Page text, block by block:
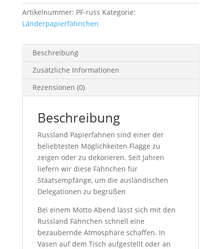
Stück
im
Set
Artikelnummer: PF-russ Kategorie:
Länderpapierfähnchen
Beschreibung
Zusätzliche Informationen
Rezensionen (0)
Beschreibung
Russland Papierfahnen sind einer der
beliebtesten Möglichkeiten Flagge zu
zeigen oder zu dekorieren. Seit Jahren
liefern wir diese Fähnchen für
Staatsempfänge, um die ausländischen
Delegationen zu begrüßen
Bei einem Motto Abend lässt sich mit den
Russland Fähnchen schnell eine
bezaubernde Atmosphäre schaffen. In
Vasen auf dem Tisch aufgestellt oder an